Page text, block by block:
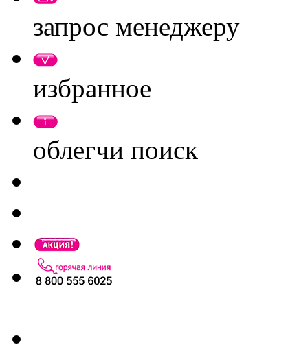
запрос менеджеру
избранное
облегчи поиск